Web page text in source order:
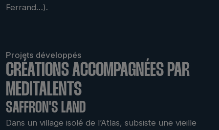
Ferrand…).
Projets développés
CRÉATIONS ACCOMPAGNÉES PAR
MEDITALENTS
SAFFRON'S LAND
Dans un village isolé de l’Atlas, subsiste une vieille